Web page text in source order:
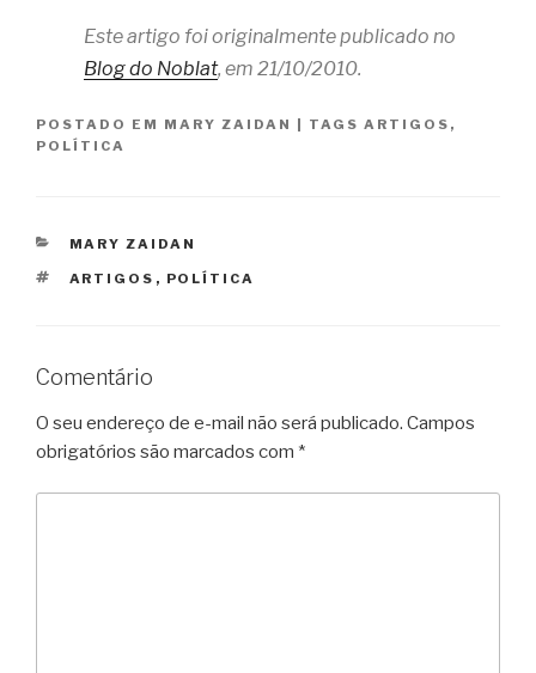
Este artigo foi originalmente publicado no
Blog do Noblat, em 21/10/2010.
POSTADO EM MARY ZAIDAN TAGS ARTIGOS ,
POLÍTICA
CATEGORIAS
MARY ZAIDAN
TAGS
ARTIGOS , POLÍTICA
Comentário
O seu endereço de e-mail não será publicado. Campos
obrigatórios são marcados com *